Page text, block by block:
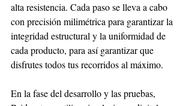
alta resistencia. Cada paso se lleva a cabo
con precisión milimétrica para garantizar la
integridad estructural y la uniformidad de
cada producto, para así garantizar que
disfrutes todos tus recorridos al máximo.
En la fase del desarrollo y las pruebas,